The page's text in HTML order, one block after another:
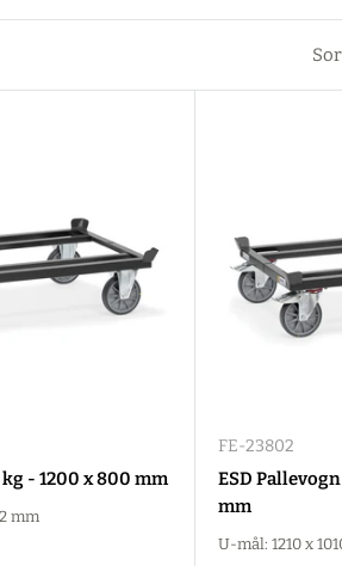
- 1200 x 800 mm
mm
FE-23802
ESD
mm
U-mål: 1210 x